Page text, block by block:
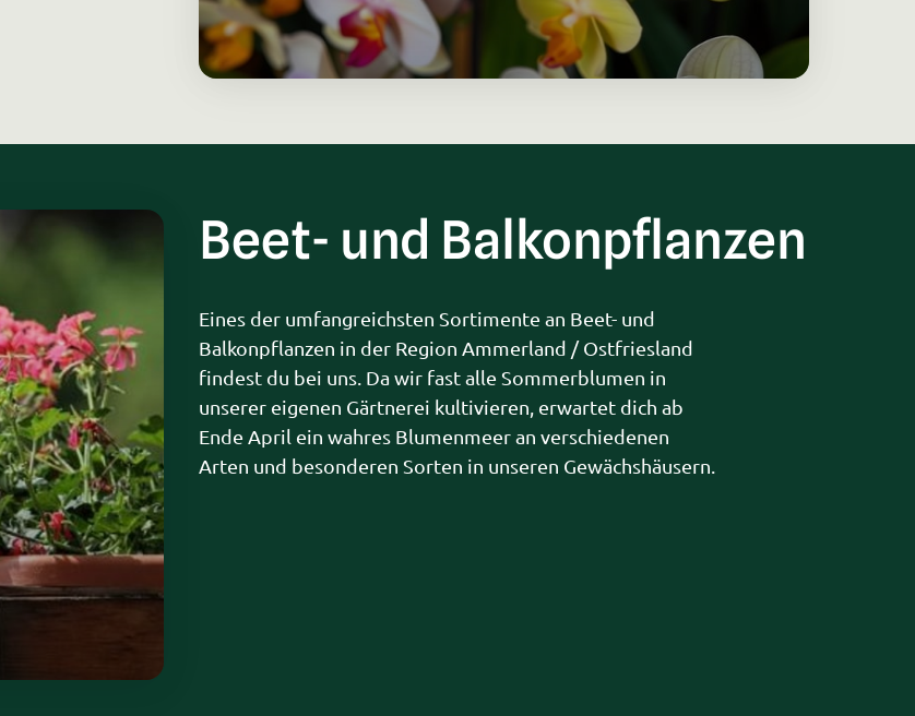
Beet- und Balkonpflanzen
Eines der umfangreichsten Sortimente an Beet- und
Balkonpflanzen in der Region Ammerland / Ostfriesland
findest du bei uns. Da wir fast alle Sommerblumen in
unserer eigenen Gärtnerei kultivieren, erwartet dich ab
Ende April ein wahres Blumenmeer an verschiedenen
Arten und besonderen Sorten in unseren Gewächshäusern.